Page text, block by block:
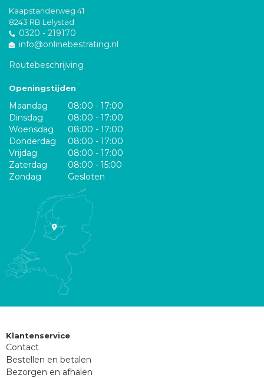
Kaapstanderweg 41
8243 RB Lelystad
0320 - 219170
info@onlinebestrating.nl
Routebeschrijving
Openingstijden
Maandag
08:00 - 17:00
Dinsdag
08:00 - 17:00
Woensdag
08:00 - 17:00
Donderdag
08:00 - 17:00
Vrijdag
08:00 - 17:00
Zaterdag
08:00 - 15:00
Zondag
Gesloten
Klantenservice
Contact
Bestellen en betalen
Bezorgen en afhalen